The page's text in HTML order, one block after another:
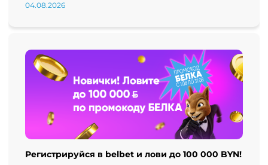
04.08.2026
Регистрируйся в belbet и лови до 100 000 BYN!